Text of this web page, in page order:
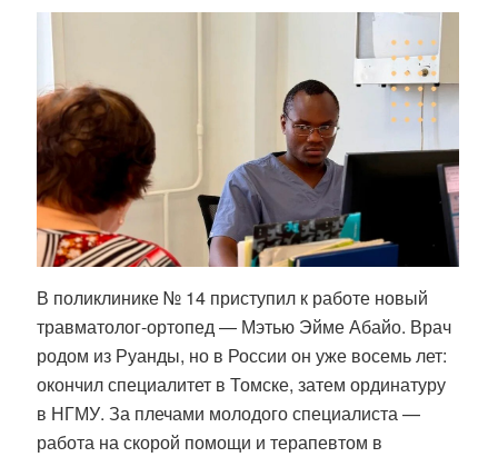
В поликлинике № 14 приступил к работе новый
травматолог-ортопед — Мэтью Эйме Абайо. Врач
родом из Руанды, но в России он уже восемь лет:
окончил специалитет в Томске, затем ординатуру
в НГМУ. За плечами молодого специалиста —
работа на скорой помощи и терапевтом в